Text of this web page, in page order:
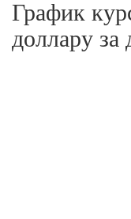
График
доллару за